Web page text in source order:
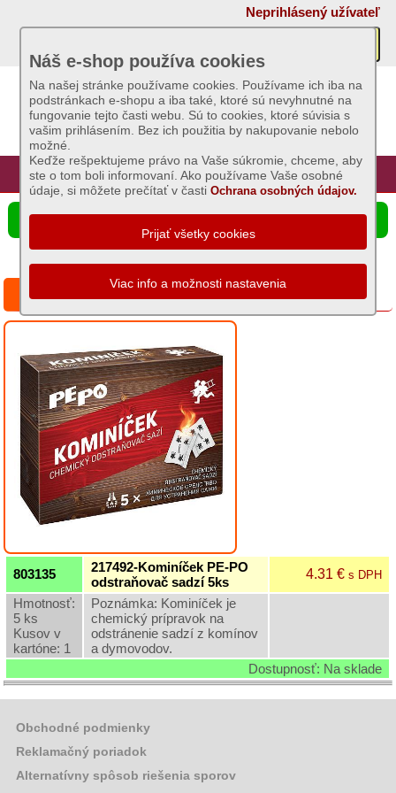
Neprihlásený užívateľ
Úvod Hlavná stránka Prihlásenie Registrácia
Náš e-shop používa cookies
Na našej stránke používame cookies. Používame ich iba na
podstránkach e-shopu a iba také, ktoré sú nevyhnutné na
fungovanie tejto časti webu. Sú to cookies, ktoré súvisia s
vašim prihlásením. Bez ich použitia by nakupovanie nebolo
možné.
Keďže rešpektujeme právo na Vaše súkromie, chceme, aby
ste o tom boli informovaní. Ako používame Vaše osobné
údaje, si môžete prečítať v častiOchrana osobných údajov.
☰ Ponuka produktov
Akcie
Sviečky
Umelé
kvety
Semená
osivá
potreby
Grilovací
program
Jednorazový
riad
a
príbory
misky
a
Kotlíky
a
kotliny
Dverené
podpaľače
Papier
a
hygiena
Kominíček PE-PO odstraňovač sadzí 5ks
803135
217492-Kominíček PE-PO
odstraňovač sadzí 5ks
4.31 €s DPH
Hmotnosť:
5 ks
Kusov v
kartóne: 1
Poznámka: Kominíček je
chemický prípravok na
odstránenie sadzí z komínov
a dymovodov.
Dostupnosť: Na sklade
Obchodné podmienky
Reklamačný poriadok
Alternatívny spôsob riešenia sporov